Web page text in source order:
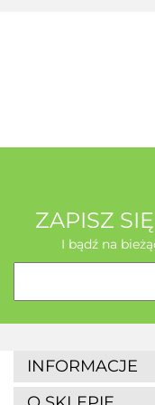
ZAPISZ
I bądź na
INFORMACJE